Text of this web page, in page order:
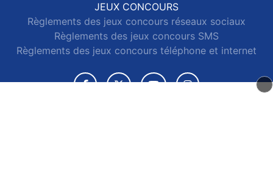
JEUX CONCOURS
Règlements des jeux concours réseaux sociaux
Règlements des jeux concours SMS
Règlements des jeux concours téléphone et internet